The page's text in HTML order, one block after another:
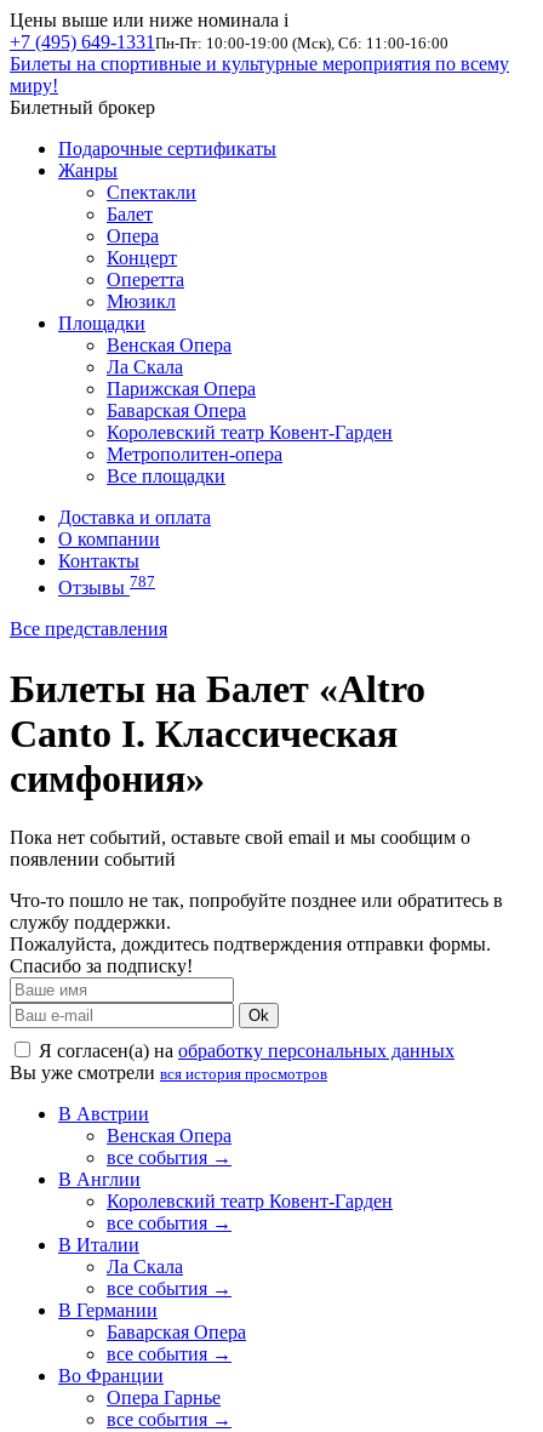
Цены выше или ниже номинала i
+7 (495) 649-1331 Пн-Пт: 10:00-19:00 (Мск), Сб: 11:00-16:00
Билеты на спортивные и культурные мероприятия по всему
миру!
Билетный брокер
Подарочные сертификаты
Жанры
Спектакли
Балет
Опера
Концерт
Оперетта
Мюзикл
Площадки
Венская Опера
Ла Скала
Парижская Опера
Баварская Опера
Королевский театр Ковент-Гарден
Метрополитен-опера
Все площадки
Доставка и оплата
О компании
Контакты
Отзывы 787
Все представления
Билеты на Балет «Altro
Canto I. Классическая
симфония»
Пока нет событий, оставьте свой email и мы сообщим о
появлении событий
Что-то пошло не так, попробуйте позднее или обратитесь в
службу поддержки.
Пожалуйста, дождитесь подтверждения отправки формы.
Спасибо за подписку!
Ok
Я согласен(а) на обработку персональных данных
Вы уже смотрели вся история просмотров
В Австрии
Венская Опера
все события →
В Англии
Королевский театр Ковент-Гарден
все события →
В Италии
Ла Скала
все события →
В Германии
Баварская Опера
все события →
Во Франции
Опера Гарнье
все события →